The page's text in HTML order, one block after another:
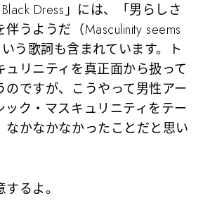
Black Dress」には、「男らしさ
うようだ（Masculinity seems
う歌詞も含まれています。ト
ュリニティを真正面から扱って
のですが、こうやって男性アー
ック・マスキュリニティをテー
なかなかなかったことだと思い
るよ。